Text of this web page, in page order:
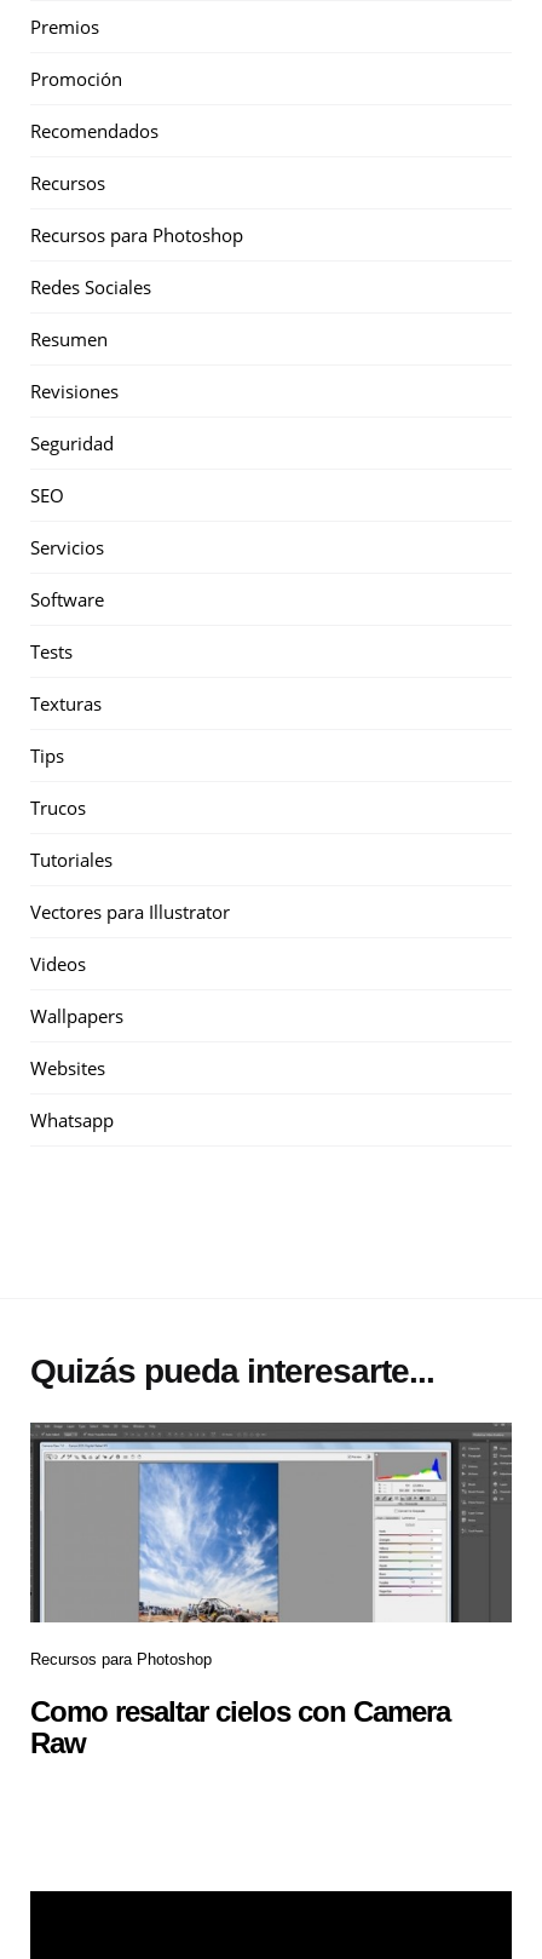
Premios
Promoción
Recomendados
Recursos
Recursos para Photoshop
Redes Sociales
Resumen
Revisiones
Seguridad
SEO
Servicios
Software
Tests
Texturas
Tips
Trucos
Tutoriales
Vectores para Illustrator
Videos
Wallpapers
Websites
Whatsapp
Quizás pueda interesarte...
Recursos para Photoshop
Como resaltar cielos con Camera
Raw